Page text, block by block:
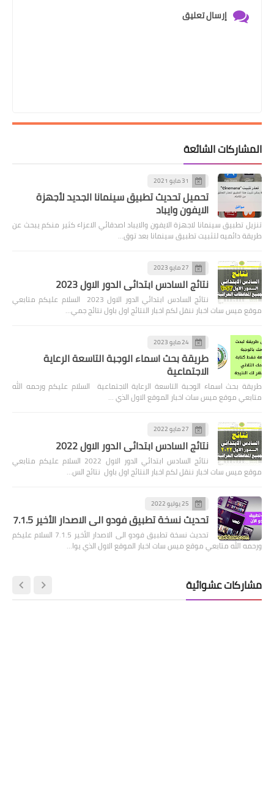
إرسال تعليق
المشاركات الشائعة
31 مايو 2021
تحميل تحديث تطبيق سينمانا الجديد لأجهزة
الايفون وايباد
تنزيل تطبيق سينمانا لاجهزة الايفون والايباد اصدقائي الاعزاء كثير منكم يبحث عن
طريقة دائميه لتثبيت تطبيق سينمانا بعد توق…
27 مايو 2023
نتائج السادس ابتدائي الدور الاول 2023
نتائج السادس ابتدائي الدور الاول 2023 السلام عليكم متابعي
موقع ميس سات اخبار ننقل لكم اخبار النتائج اول باول نتائج جمي…
24 مايو 2023
طريقة بحث اسماء الوجبة التاسعة الرعاية
الاجتماعية
طريقة بحث اسماء الوجبة التاسعة الرعاية الاجتماعية السلام عليكم ورحمه الله
متابعي موقع ميس سات اخبار الموقع الاول الذي …
27 مايو 2022
نتائج السادس ابتدائي الدور الاول 2022
نتائج السادس ابتدائي الدور الاول 2022 السلام عليكم متابعي
موقع ميس سات اخبار ننقل لكم اخبار النتائج اول باول نتائج الس…
25 يوليو 2022
تحديث نسخة تطبيق فودو الى الاصدار الأخير 7.1.5
تحديث نسخة تطبيق فودو الى الاصدار الأخير 7.1.5 السلام عليكم
ورحمه الله متابعي موقع ميس سات اخبار الموقع الاول الذي يوا…
مشاركات عشوائية